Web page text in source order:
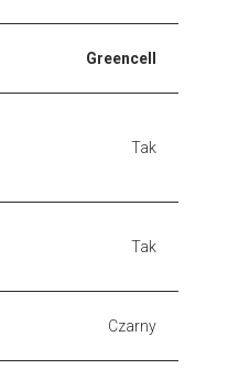
Greencell
Tak
Tak
Czarny